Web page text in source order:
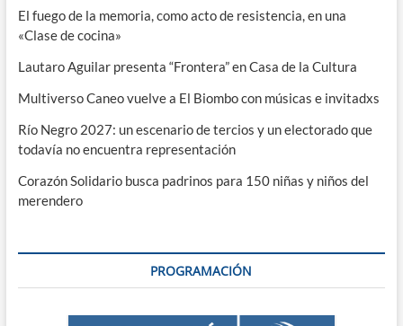
El fuego de la memoria, como acto de resistencia, en una
«Clase de cocina»
Lautaro Aguilar presenta “Frontera” en Casa de la Cultura
Multiverso Caneo vuelve a El Biombo con músicas e invitadxs
Río Negro 2027: un escenario de tercios y un electorado que
todavía no encuentra representación
Corazón Solidario busca padrinos para 150 niñas y niños del
merendero
PROGRAMACIÓN